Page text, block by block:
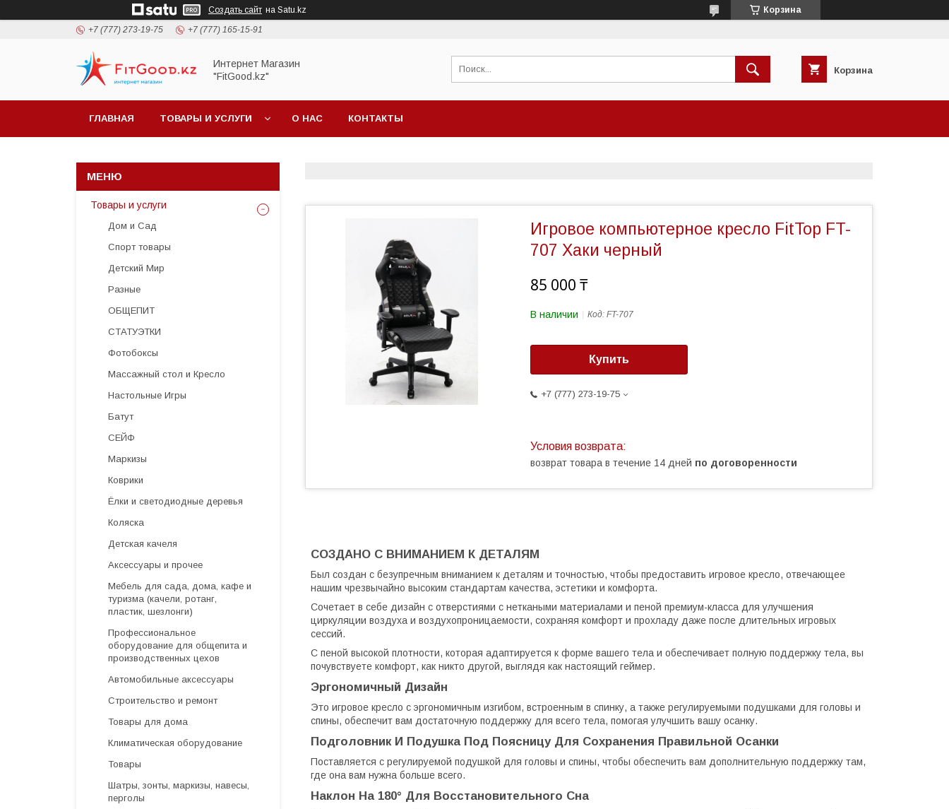
Создать сайт на Satu.kz Корзина
+7 (777) 273-19-75 +7 (777) 165-15-91
Интернет Магазин
"FitGood.kz"
Корзина
ГЛАВНАЯ ТОВАРЫ И УСЛУГИ О НАС КОНТАКТЫ
Игровое компьютерное кресло FitTop FT-
707 Хаки черный
85 000 ₸
В наличии Код: FT-707
Купить
+7 (777) 273-19-75
возврат товара в течение 14 дней по договоренности
СОЗДАНО С ВНИМАНИЕМ К ДЕТАЛЯМ
Был создан с безупречным вниманием к деталям и точностью, чтобы предоставить игровое кресло, отвечающее
нашим чрезвычайно высоким стандартам качества, эстетики и комфорта.
Сочетает в себе дизайн с отверстиями с неткаными материалами и пеной премиум-класса для улучшения
циркуляции воздуха и воздухопроницаемости, сохраняя комфорт и прохладу даже после длительных игровых
сессий.
С пеной высокой плотности, которая адаптируется к форме вашего тела и обеспечивает полную поддержку тела, вы
почувствуете комфорт, как никто другой, выглядя как настоящий геймер.
Эргономичный Дизайн
Это игровое кресло с эргономичным изгибом, встроенным в спинку, а также регулируемыми подушками для головы и
спины, обеспечит вам достаточную поддержку для всего тела, помогая улучшить вашу осанку.
Подголовник И Подушка Под Поясницу Для Сохранения Правильной Осанки
Поставляется с регулируемой подушкой для головы и спины, чтобы обеспечить вам дополнительную поддержку там,
где она вам нужна больше всего.
Наклон На 180° Для Восстановительного Сна
Товары и услуги
Дом и Сад
Спорт товары
Детский Мир
Разные
ОБЩЕПИТ
СТАТУЭТКИ
Фотобоксы
Массажный стол и Кресло
Настольные Игры
Батут
СЕЙФ
Маркизы
Коврики
Ёлки и светодиодные деревья
Коляска
Детская качеля
Аксессуары и прочее
Мебель для сада, дома, кафе и
туризма (качели, ротанг,
пластик, шезлонги)
Профессиональное
оборудование для общепита и
производственных цехов
Автомобильные аксессуары
Строительство и ремонт
Товары для дома
Климатическая оборудование
Товары
Шатры, зонты, маркизы, навесы,
перголы